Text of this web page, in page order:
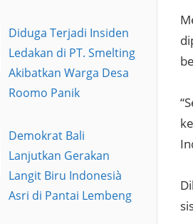
Diduga Terjadi Insiden
Ledakan di PT. Smelting
Akibatkan Warga Desa
Roomo Panik
Demokrat Bali
Lanjutkan Gerakan
Langit Biru Indonesià
Asri di Pantai Lembeng